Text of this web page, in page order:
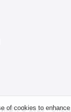
© 2026 -
of cookies to